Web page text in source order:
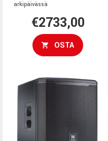
arkipäivässä
€2733,00
OSTA